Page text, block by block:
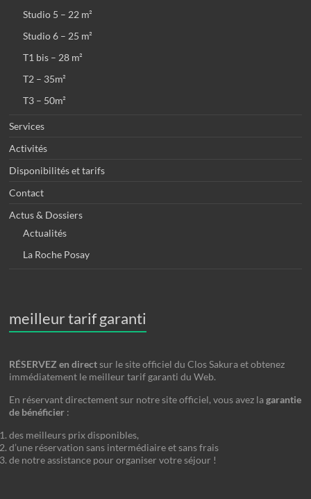
Studio 5 – 22 m²
Studio 6 – 25 m²
T1 bis – 28 m²
T2 – 35m²
T3 – 50m²
Services
Activités
Disponibilités et tarifs
Contact
Actus & Dossiers
Actualités
La Roche Posay
meilleur tarif garanti
RÉSERVEZ en directsur le site officiel du Clos Sakura et obtenez
immédiatement le meilleur tarif garanti du Web.
En réservant directement sur notre site officiel, vous avez lagarantie
de bénéficier :
des meilleurs prix disponibles,
d’une réservation sans intermédiaire et sans frais
de notre assistance pour organiser votre séjour !